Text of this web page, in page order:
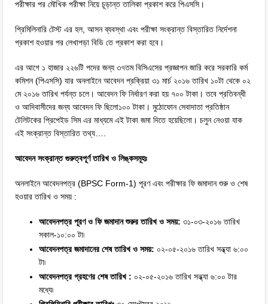
পরীক্ষার পর মৌখিক পরীক্ষা নিয়ে চূড়ান্ত তালিকা প্রকাশ করে পিএসসি।
প্রিমিলিনারি টেস্ট এর হল, আসন ব্যবস্থা এবং পরীক্ষা সংক্রান্ত বিস্তারিত নির্দেশনা
প্রকাশ হওয়ার পর লেখাপড়া বিডি তে প্রকাশ করা হবে।
এর আগে ১ হাজার ২২৬টি পদের জন্য ৩৭তম বিসিএসের প্রজ্ঞাপন জারি করে সরকারি কর্ম
কমিশন (পিএসসি) যার অনলাইনে আবেদন প্রক্রিয়া ৩১ মার্চ ২০১৬ তারিখ ১০টা থেকে ০২
মে ২০১৬ তারিখ পর্যন্ত চলে। আবেদন ফি নির্ধারণ করা হয় ৭০০ টাকা। তবে প্রতিবন্ধী
ও আদিবাসীদের জন্য আবেদন ফি ছিলো১০০ টাকা। মুঠোফোন সেবাদাতা প্রতিষ্ঠান
টেলিটকের প্রিপেইড সিম এর মাধ্যমে এই টাকা জমা দিতে হয়েছিলো। চলুন নেওয়া যাক
এই সংক্রান্ত বিস্তারিত তথ্য….
আবেদন সংক্রান্ত গুরুত্বপূর্ণ তারিখ ও লিঙ্কসমূহঃ
অনলাইনে আবেদনপত্র (BPSC Form-1) পূরণ এবং পরীক্ষার ফি জমাদান শুরু ও শেষ
হওয়ার তারিখ ও সময় :
আবেদনপত্র পূরণ ও ফি জমাদান শুরুর তারিখ ও সময়: ৩১-০৩-২০১৬ তারিখ
সকাল-১০:০০ টা৷
আবেদনপত্র জমাদানের শেষ তারিখ ও সময়: ০২-০৫-২০১৬ তারিখ সন্ধ্যা ৬:০০
টা৷
আবেদনপত্র গ্রহণের শেষ তারিখ : ০২-০৫-২০১৬ তারিখ সন্ধ্যা ৬:০০ টার
মধ্যে৷